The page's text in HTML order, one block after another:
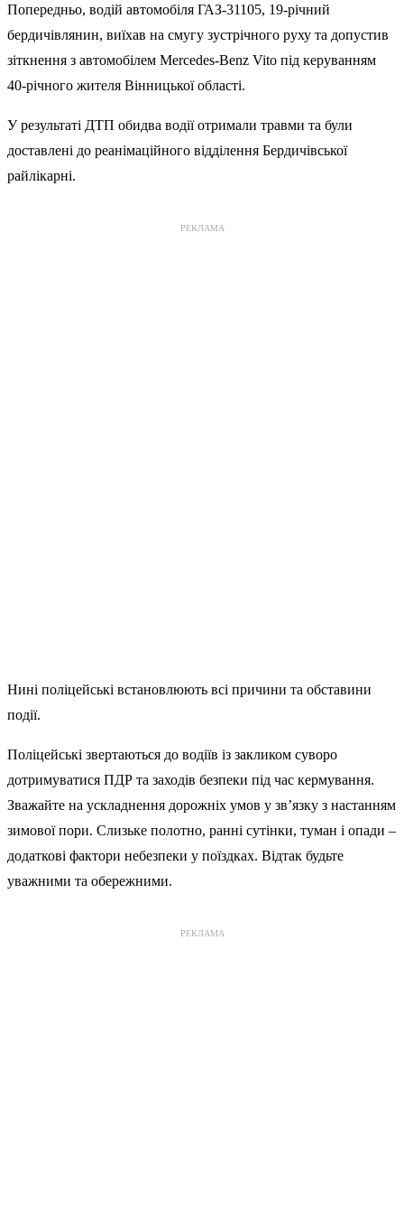
Попередньо, водій автомобіля ГАЗ-31105, 19-річний
бердичівлянин, виїхав на смугу зустрічного руху та допустив
зіткнення з автомобілем Mercedes-Benz Vito під керуванням
40-річного жителя Вінницької області.
У результаті ДТП обидва водії отримали травми та були
доставлені до реанімаційного відділення Бердичівської
райлікарні.
РЕКЛАМА
Нині поліцейські встановлюють всі причини та обставини
події.
Поліцейські звертаються до водіїв із закликом суворо
дотримуватися ПДР та заходів безпеки під час кермування.
Зважайте на ускладнення дорожніх умов у зв’язку з настанням
зимової пори. Слизьке полотно, ранні сутінки, туман і опади –
додаткові фактори небезпеки у поїздках. Відтак будьте
уважними та обережними.
РЕКЛАМА